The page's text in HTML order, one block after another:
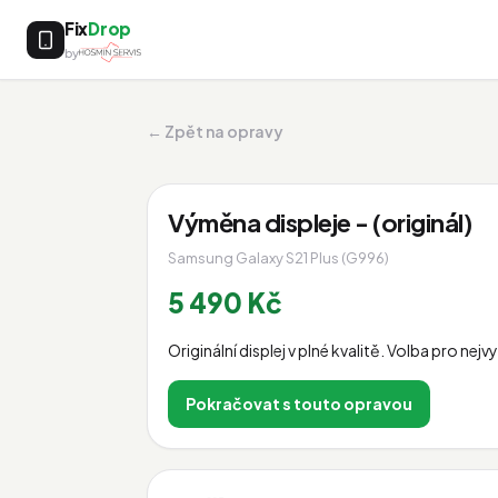
FixDrop
by
← Zpět na opravy
Výměna displeje - (originál)
Samsung Galaxy S21 Plus (G996)
5 490 Kč
Originální displej v plné kvalitě. Volba pro
Pokračovat s touto opravou